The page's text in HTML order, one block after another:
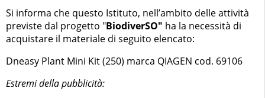
Si informa che questo Istituto, nell’ambito delle attività
previste dal progetto "BiodiverSO" ha la necessità di
acquistare il materiale di seguito elencato:
Dneasy Plant Mini Kit (250) marca QIAGEN cod. 69106
Estremi della pubblicità: